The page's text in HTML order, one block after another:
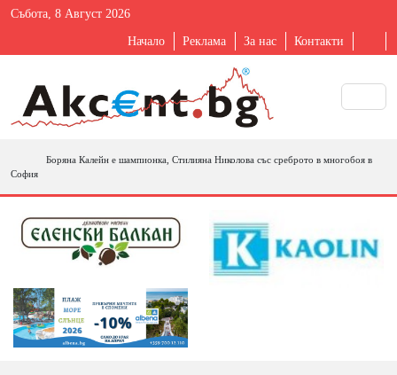
Събота, 8 Август 2026
Начало Реклама За нас Контакти
Боряна Калейн е шампионка, Стилияна Николова със среброто в многобоя в
София